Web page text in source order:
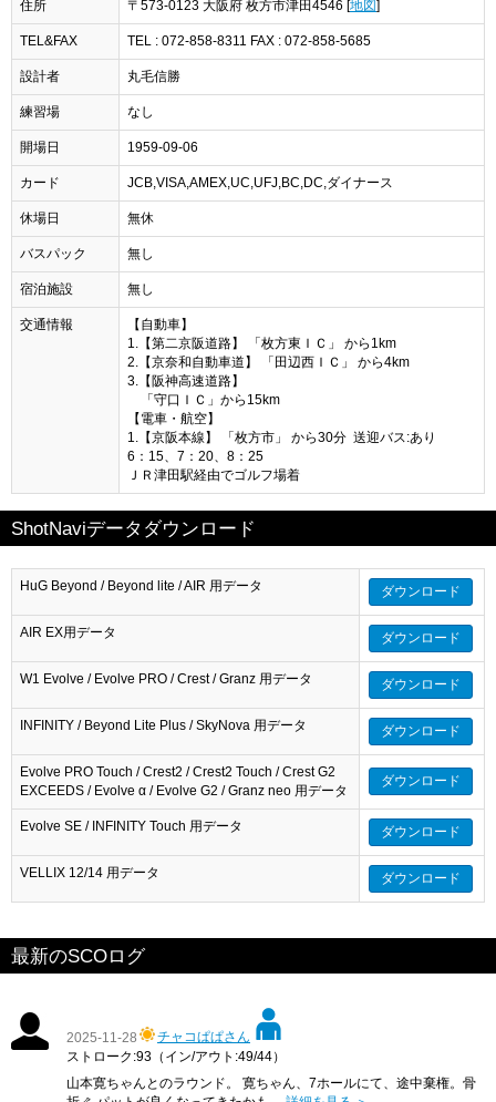
住所 〒573-0123 大阪府 枚方市津田4546 [ 地図
TEL&FAX TEL : 072-858-8311 FAX : 072-858-5685
設計者 丸毛信勝
練習場 なし
開場日 1959-09-06
カード JCB,VISA,AMEX,UC,UFJ,BC,DC,ダイナース
休場日 無休
バスパック 無し
宿泊施設 無し
交通情報
【自動車】
1.【第二京阪道路】 「枚方東ＩＣ」 から1km
2.【京奈和自動車道】 「田辺西ＩＣ」 から4km
3.【阪神高速道路】
「守口ＩＣ」から15km
【電車・航空】
1.【京阪本線】 「枚方市」 から30分 送迎バス:あり
6：15、7：20、8：25
ＪＲ津田駅経由でゴルフ場着
ShotNaviデータダウンロード
HuG Beyond / Beyond lite / AIR 用データ ダウンロード
AIR EX用データ ダウンロード
W1 Evolve / Evolve PRO / Crest / Granz 用データ ダウンロード
INFINITY / Beyond Lite Plus / SkyNova 用データ ダウンロード
Evolve PRO Touch / Crest2 / Crest2 Touch / Crest G2
EXCEEDS / Evolve α / Evolve G2 / Granz neo 用データ
ダウンロード
Evolve SE / INFINITY Touch 用データ ダウンロード
VELLIX 12/14 用データ ダウンロード
最新のSCOログ
2025-11-28
チャコぱぱさん
ストローク:93（イン/アウト:49/44）
山本寛ちゃんとのラウンド。 寛ちゃん、7ホールにて、途中棄権。骨